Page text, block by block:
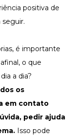
positiva de
é importante
o que
a dia?
os
em contato
pedir ajuda
Isso pode